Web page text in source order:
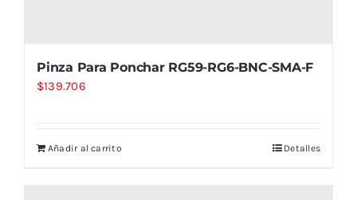
Pinza Para Ponchar RG59-RG6-BNC-SMA-F
$139.706
Añadir al carrito Detalles